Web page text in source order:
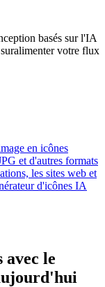
basés sur l'IA
votre flux
en icônes
et d'autres formats
les sites web et
d'icônes IA
avec le